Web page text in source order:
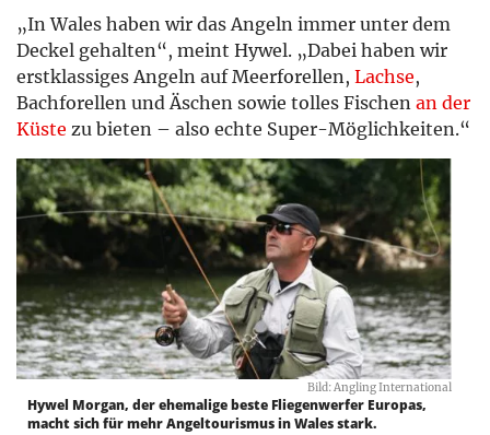
„In Wales haben wir das Angeln immer unter dem
Deckel gehalten“, meint Hywel. „Dabei haben wir
erstklassiges Angeln auf Meerforellen, Lachse,
Bachforellen und Äschen sowie tolles Fischen an der
Küste zu bieten – also echte Super-Möglichkeiten.“
Bild: Angling International
Hywel Morgan, der ehemalige beste Fliegenwerfer Europas,
macht sich für mehr Angeltourismus in Wales stark.